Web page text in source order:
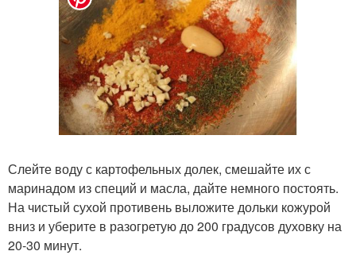
Слейте воду с картофельных долек, смешайте их с
маринадом из специй и масла, дайте немного постоять.
На чистый сухой противень выложите дольки кожурой
вниз и уберите в разогретую до 200 градусов духовку на
20-30 минут.